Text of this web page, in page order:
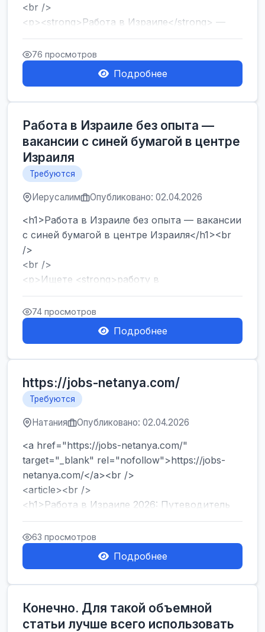
<br />
<p><strong>Работа в Израиле</strong> —
один из самых популярных запросов среди
тех, кто ...
76 просмотров
Подробнее
Работа в Израиле без опыта —
вакансии с синей бумагой в центре
Израиля
Требуются
Иерусалим Опубликовано: 02.04.2026
<h1>Работа в Израиле без опыта — вакансии
с синей бумагой в центре Израиля</h1><br
/>
<br />
<p>Ищете <strong>работу в
Израиле</strong> без опыта и знания языка?
Хотите быстро начать зарабатывать и ...
74 просмотров
Подробнее
https://jobs-netanya.com/
Требуются
Натания Опубликовано: 02.04.2026
<a href="https://jobs-netanya.com/"
target="_blank" rel="nofollow">https://jobs-
netanya.com/</a><br />
<article><br />
<h1>Работа в Израиле 2026: Путеводитель
по вакансиям в Центре страны и лега...
63 просмотров
Подробнее
Конечно. Для такой объемной
статьи лучше всего использовать